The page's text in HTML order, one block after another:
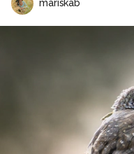
mariskab